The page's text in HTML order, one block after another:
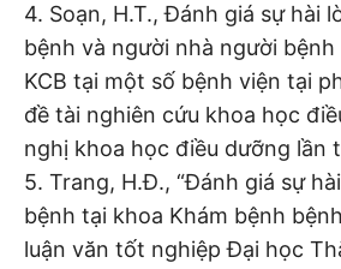
4. Soạn, H.T., Đánh giá sự hài
bệnh và người nhà người
KCB tại một số bệnh viện tại
đề tài nghiên cứu khoa học
nghị khoa học điều dưỡng lần
5. Trang, H.Đ., “Đánh giá sự
bệnh tại khoa Khám bệnh
luận văn tốt nghiệp Đại học